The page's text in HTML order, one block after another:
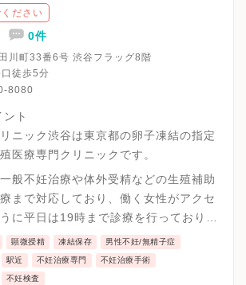
ださい
0件
川町33番6号 渋谷フラッグ8階
徒歩5分
8080
ト
ニック渋谷は東京都の卵子凍結の指定
医療専門クリニックです。
般不妊治療や体外受精などの生殖補助
まで対応しており、働く女性がアクセ
に平日は19時まで診療を行っており、
います。また、オンライン診療も併用
短縮し、空き時間で診察を受けれる環
顕微授精 凍結保存 男性不妊/無精子症
駅近 不妊治療専門 不妊治療手術
不妊検査